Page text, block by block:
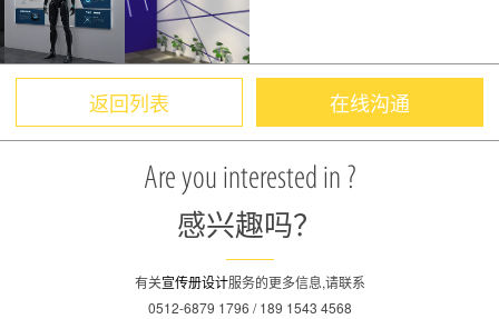
返回列表 在线沟通
Are you interested in ?
感兴趣吗？
有关宣传册设计服务的更多信息,请联系
0512-6879 1796 / 189 1543 4568